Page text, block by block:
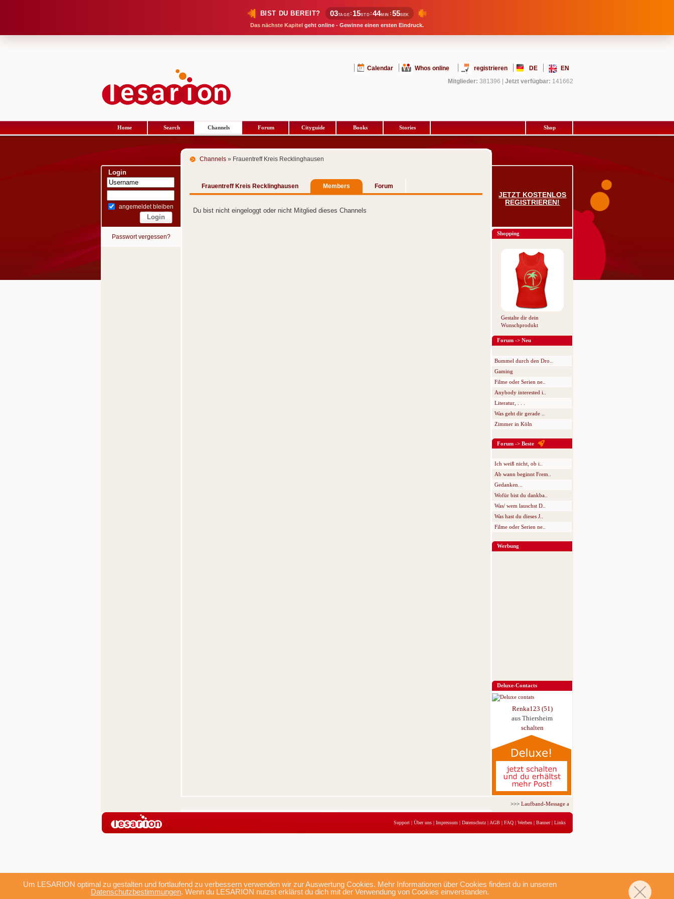
BIST DU BEREIT? 03TAGE : 15STD :44MIN :55SEK
Das nächste Kapitel geht online - Gewinne einen ersten Eindruck.
Um LESARION optimal zu gestalten und fortlaufend zu verbessern verwenden wir zur Auswertung Cookies. Mehr Informationen über Cookies findest du in unseren
Datenschutzbestimmungen. Wenn du LESARION nutzst erklärst du dich mit der Verwendung von Cookies einverstanden.
Calendar Whos online registrieren DE
EN
Mitglieder: 381396 Jetzt verfügbar: 141662
Home Search Channels Forum Cityguide Books Stories Shop
Login
angemeldet bleiben
Passwort vergessen?
Channels » Frauentreff Kreis Recklinghausen
Frauentreff Kreis Recklinghausen Members Forum
Du bist nicht eingeloggt oder nicht Mitglied dieses Channels
JETZT KOSTENLOS
REGISTRIEREN!
Shopping
Gestalte dir dein
Wunschprodukt
Forum -> Neu
Bummel durch den Dro..
Gaming
Filme oder Serien ne..
Anybody interested i..
Literatur, . . .
Was geht dir gerade ..
Zimmer in Köln
Forum -> Beste
Ich weiß nicht, ob i..
Ab wann beginnt Frem..
Gedanken...
Wofür bist du dankba..
Was/ wem lauschst D..
Was hast du dieses J..
Filme oder Serien ne..
Werbung
Deluxe-Contacts
Renka123 (51)
aus Thiersheim
schalten
>>>Laufband-Message ab nur 5,95 € für 3 Tage!
Support | Über uns | Impressum | Datenschutz | AGB | FAQ | Werben | Banner| Links